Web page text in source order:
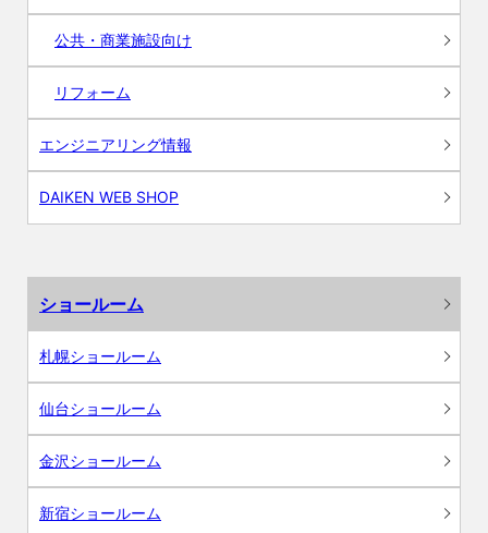
公共・商業施設向け
リフォーム
エンジニアリング情報
DAIKEN WEB SHOP
ショールーム
札幌ショールーム
仙台ショールーム
金沢ショールーム
新宿ショールーム